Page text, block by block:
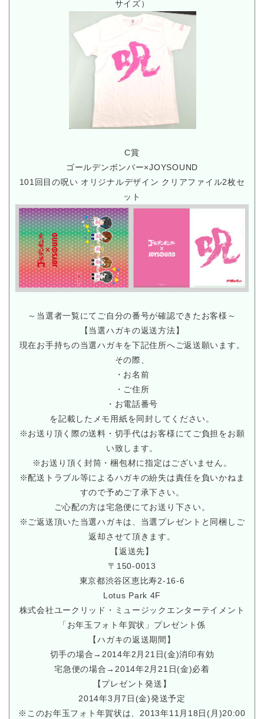
サイズ）
C賞
ゴールデンボンバー×JOYSOUND
101回目の呪い オリジナルデザイン クリアファイル2枚セ
ット
～当選者一覧にてご自分の番号が確認できたお客様～
【当選ハガキの返送方法】
現在お手持ちの当選ハガキを下記住所へご返送願います。
その際、
・お名前
・ご住所
・お電話番号
を記載したメモ用紙を同封してください。
※お送り頂く際の送料・切手代はお客様にてご負担をお願
い致します。
※お送り頂く封筒・梱包材に指定はございません。
※配送トラブル等によるハガキの紛失は責任を負いかねま
すので予めご了承下さい。
ご心配の方は宅急便にてお送り下さい。
※ご返送頂いた当選ハガキは、当選プレゼントと同梱しご
返却させて頂きます。
【返送先】
〒150-0013
東京都渋谷区恵比寿2-16-6
Lotus Park 4F
株式会社ユークリッド・ミュージックエンターテイメント
「お年玉フォト年賀状」プレゼント係
【ハガキの返送期間】
切手の場合→2014年2月21日(金)消印有効
宅急便の場合→2014年2月21日(金)必着
【プレゼント発送】
2014年3月7日(金)発送予定
※このお年玉フォト年賀状は、2013年11月18日(月)20:00